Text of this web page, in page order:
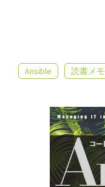
Ansible 読書メモ